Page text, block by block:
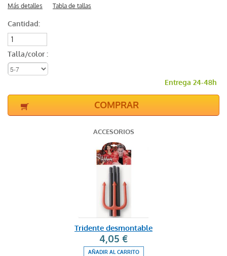
Más detalles Tabla de tallas
Cantidad:
Talla/color :
Entrega 24-48h
COMPRAR
ACCESORIOS
Tridente desmontable
4,05 €
AÑADIR AL CARRITO